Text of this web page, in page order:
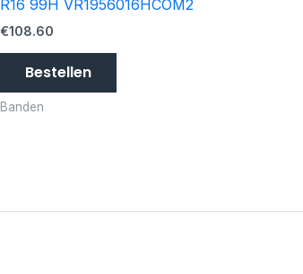
R16 99H VR1956016HCOM2
€108.60
Bestellen
Banden